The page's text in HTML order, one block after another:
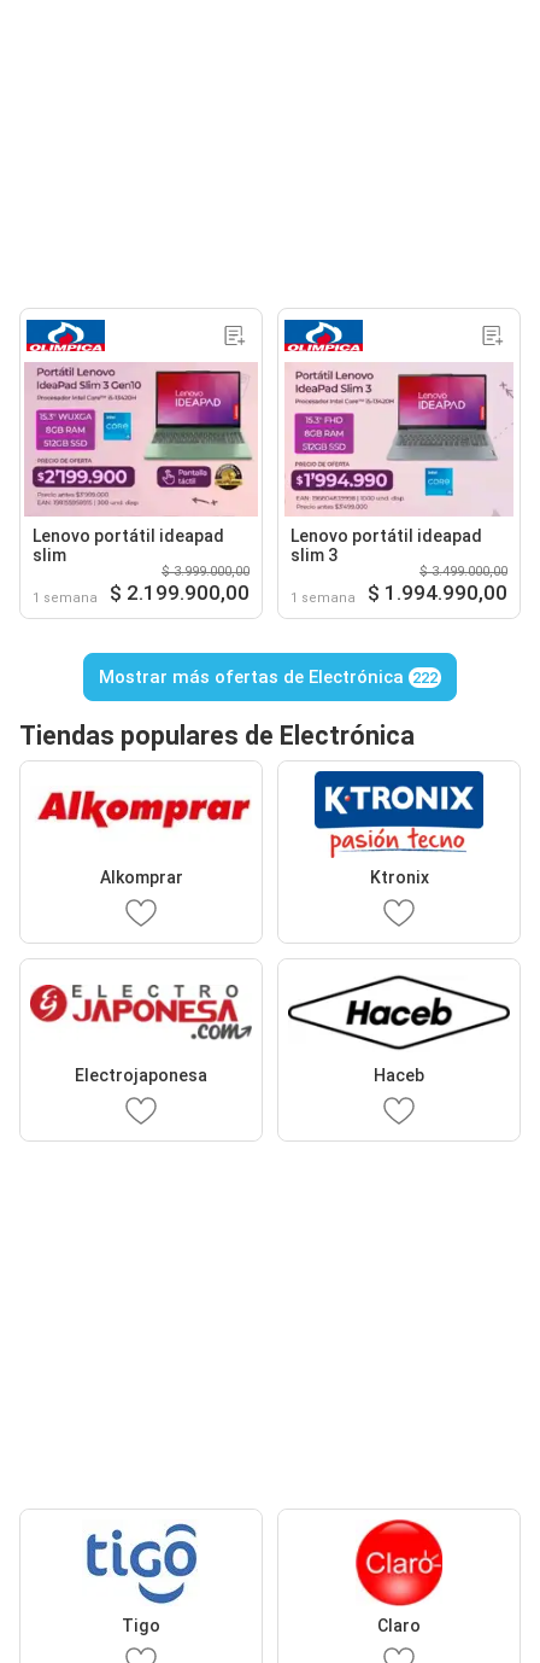
Lenovo portátil ideapad
slim
1 semana
$ 3.999.000,00
$ 2.199.900,00
Lenovo portátil ideapad
slim 3
1 semana
$ 3.499.000,00
$ 1.994.990,00
Mostrar más ofertas de Electrónica 222
Tiendas populares de Electrónica
Alkomprar Ktronix
Electrojaponesa Haceb
Tigo Claro